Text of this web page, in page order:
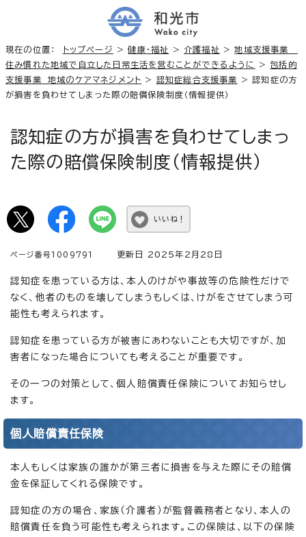
現在の位置： トップページ >健康・福祉 > 介護福祉 >地域支援事業
住み慣れた地域で自立した日常生活を営むことができるように
> 包括的
支援事業 地域のケアマネジメント > 認知症総合支援事業
> 認知症の方
が損害を負わせてしまった際の賠償保険制度（情報提供）
認知症の方が損害を負わせてしまっ
た際の賠償保険制度（情報提供）
いいね！
ページ番号1009791 更新日 2025年2月28日
認知症を患っている方は、本人のけがや事故等の危険性だけで
なく、他者のものを壊してしまうもしくは、けがをさせてしまう可
能性も考えられます。
認知症を患っている方が被害にあわないことも大切ですが、加
害者になった場合についても考えることが重要です。
その一つの対策として、個人賠償責任保険についてお知らせし
ます。
個人賠償責任保険
本人もしくは家族の誰かが第三者に損害を与えた際にその賠償
金を保証してくれる保険です。
認知症の方の場合、家族（介護者）が監督義務者となり、本人の
賠償責任を負う可能性も考えられます。この保険は、以下の保険